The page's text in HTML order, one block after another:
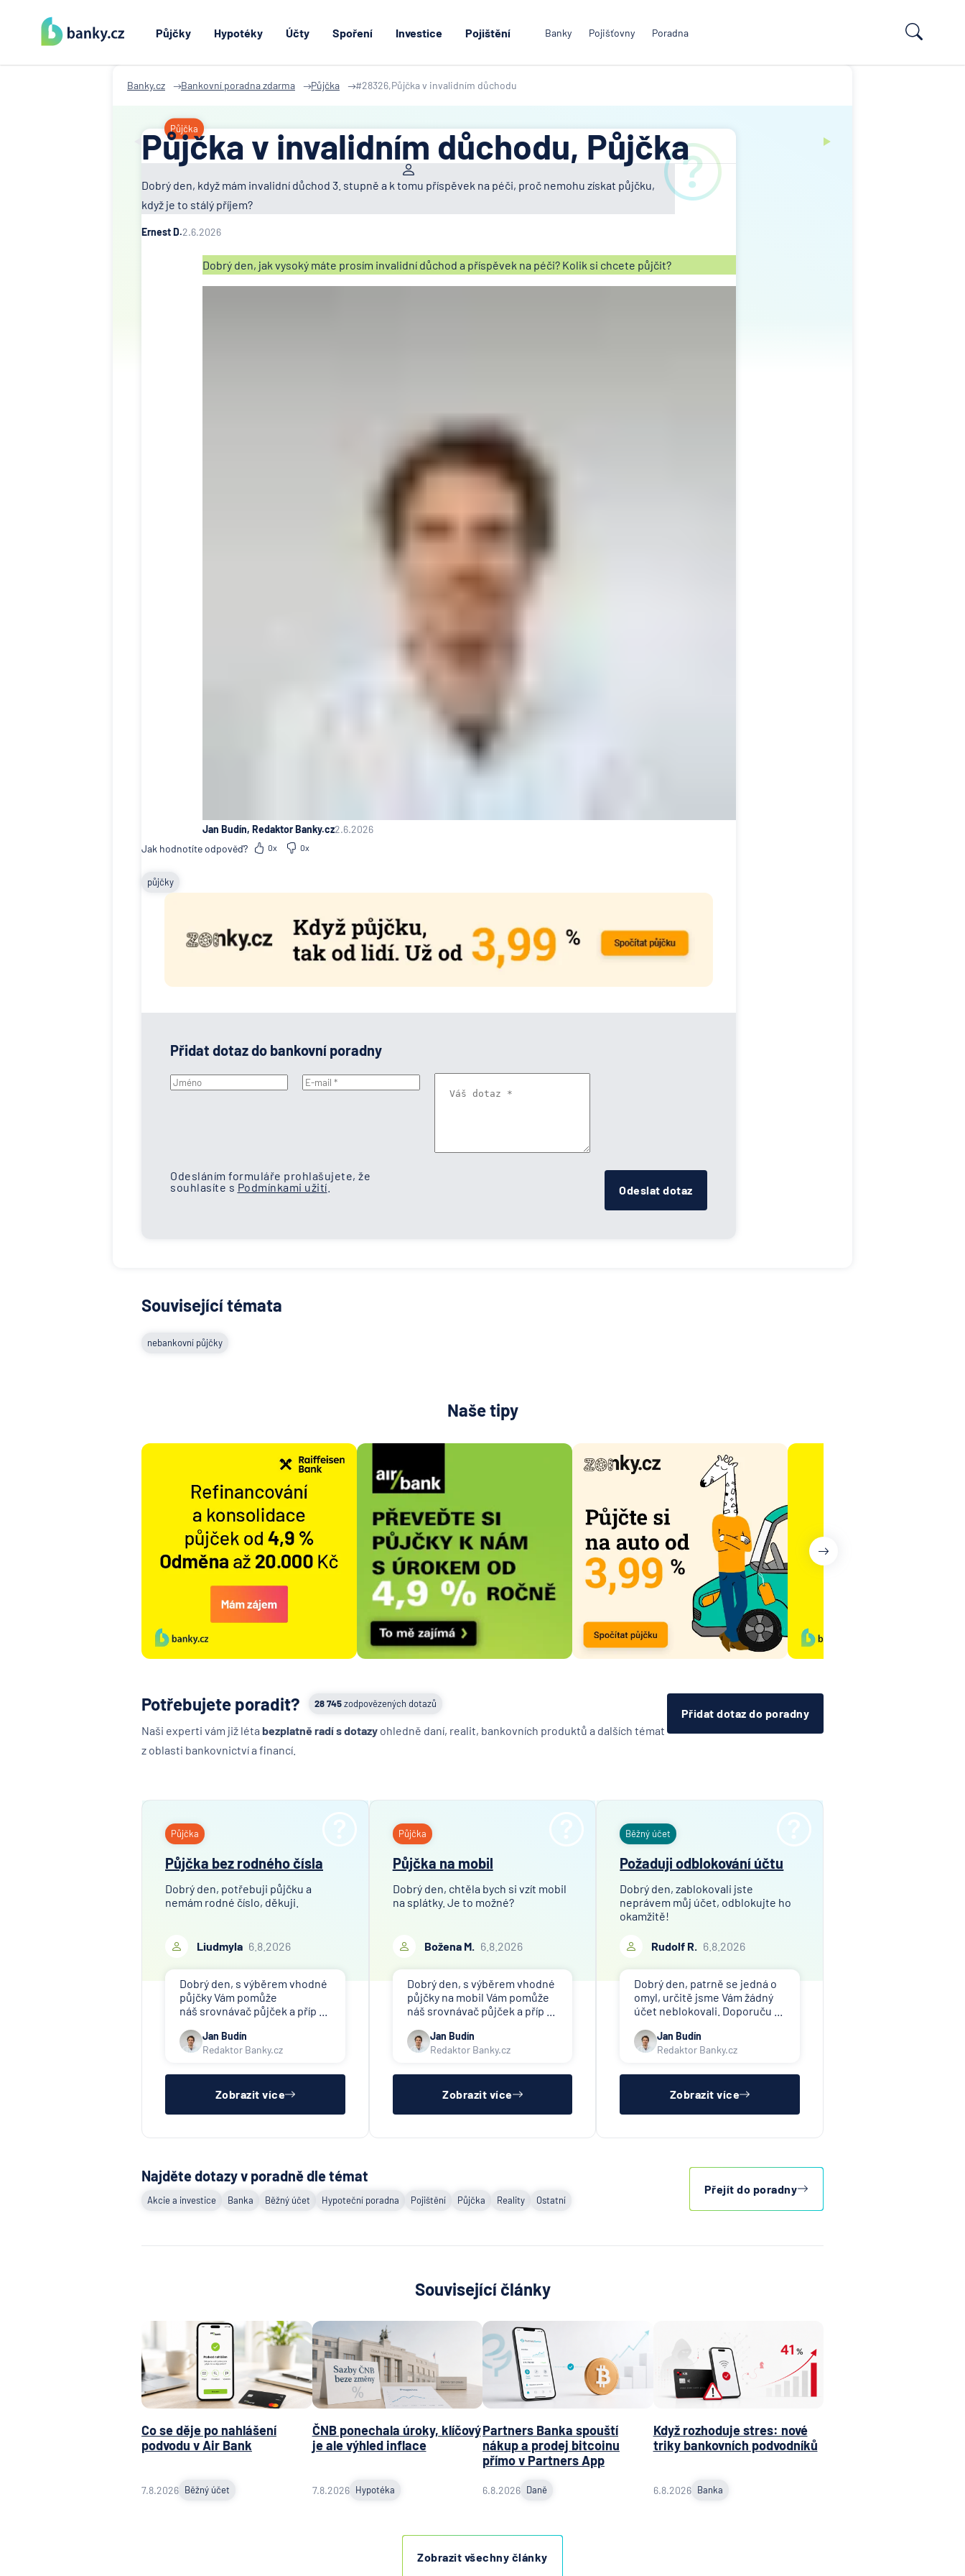
Půjčky Hypotéky Účty Spoření Investice Pojištění Banky Pojišťovny Poradna
Banky.cz Bankovní poradna zdarma Půjčka #28326,Půjčka v invalidním důchodu
Půjčka
Půjčka v invalidním důchodu, Půjčka
Dobrý den, když mám invalidní důchod 3. stupně a k tomu příspěvek na péči, proč nemohu získat půjčku,
když je to stálý příjem?
Ernest D.2.6.2026
Dobrý den, jak vysoký máte prosím invalidní důchod a příspěvek na péči? Kolik si chcete půjčit?
Jan Budín, Redaktor Banky.cz2.6.2026
Jak hodnotíte odpověď?
0x 0x
půjčky
Přidat dotaz do bankovní poradny
Odesláním formuláře prohlašujete, že
souhlasíte s Podmínkami užití Odeslat dotaz
Související témata
nebankovní půjčky
Naše tipy
28 745zodpovězených dotazů
Potřebujete poradit?
Naši experti vám již léta bezplatně radí s dotazy ohledně daní, realit, bankovních produktů a dalších témat
z oblasti bankovnictví a financí.
Přidat dotaz do poradny
Půjčka
Půjčka bez rodného čísla
Dobrý den, potřebuji půjčku a
nemám rodné číslo, děkuji.
Liudmyla 6.8.2026
Dobrý den, s výběrem vhodné
půjčky Vám pomůže
náš srovnávač půjček a příp ...
Jan Budín
Redaktor Banky.cz
Zobrazit více
Půjčka
Půjčka na mobil
Dobrý den, chtěla bych si vzít mobil
na splátky. Je to možné?
Božena M. 6.8.2026
Dobrý den, s výběrem vhodné
půjčky na mobil Vám pomůže
náš srovnávač půjček a příp ...
Jan Budín
Redaktor Banky.cz
Zobrazit více
Běžný účet
Požaduji odblokování účtu
Dobrý den, zablokovali jste
neprávem můj účet, odblokujte ho
okamžitě!
Rudolf R. 6.8.2026
Dobrý den, patrně se jedná o
omyl, určitě jsme Vám žádný
účet neblokovali. Doporuču ...
Jan Budín
Redaktor Banky.cz
Zobrazit více
Najděte dotazy v poradně dle témat
Akcie a investice Banka Běžný účet Hypoteční poradna Pojištění Půjčka Reality Ostatní
Přejít do poradny
Související články
Co se děje po nahlášení
podvodu v Air Bank
7.8.2026 Běžný účet
ČNB ponechala úroky, klíčový
je ale výhled inflace
7.8.2026 Hypotéka
Partners Banka spouští
nákup a prodej bitcoinu
přímo v Partners App
6.8.2026 Daně
Když rozhoduje stres: nové
triky bankovních podvodníků
6.8.2026 Banka
Zobrazit všechny články